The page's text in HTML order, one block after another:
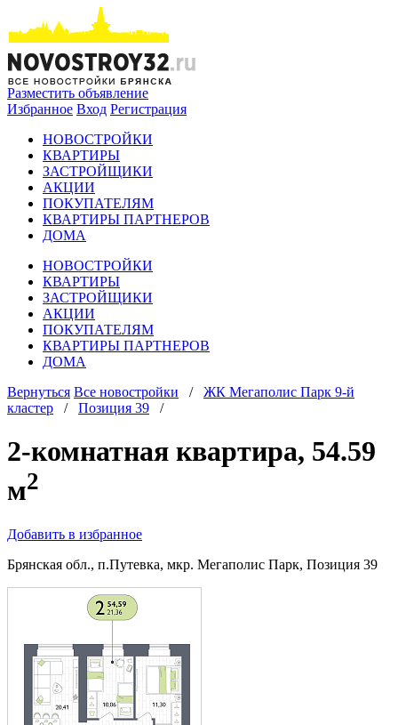
Разместить объявление
Избранное Вход Регистрация
НОВОСТРОЙКИ
КВАРТИРЫ
ЗАСТРОЙЩИКИ
АКЦИИ
ПОКУПАТЕЛЯМ
КВАРТИРЫ ПАРТНЕРОВ
ДОМА
НОВОСТРОЙКИ
КВАРТИРЫ
ЗАСТРОЙЩИКИ
АКЦИИ
ПОКУПАТЕЛЯМ
КВАРТИРЫ ПАРТНЕРОВ
ДОМА
Вернуться Все новостройки /
ЖК Мегаполис Парк 9-й
кластер
/ Позиция 39 /
2-комнатная квартира, 54.59
м2
Добавить в избранное
Брянская обл., п.Путевка, мкр. Мегаполис Парк, Позиция 39